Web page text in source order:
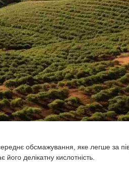
обсмажування, яке легше за
його делікатну кислотність.